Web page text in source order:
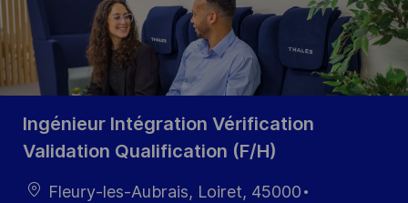
Ingénieur Intégration Vérification
Validation Qualification (F/H)
LocationFleury-les-Aubrais, Loiret, 45000